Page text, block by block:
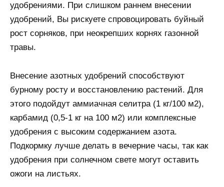
удобрениями. При слишком раннем внесении
удобрений, Вы рискуете спровоцировать буйный
рост сорняков, при неокрепших корнях газонной
травы.
Внесение азотных удобрений способствуют
бурному росту и восстановлению растений. Для
этого подойдут аммиачная селитра (1 кг/100 м2),
карбамид (0,5-1 кг на 100 м2) или комплексные
удобрения с высоким содержанием азота.
Подкормку лучше делать в вечерние часы, так как
удобрения при солнечном свете могут оставить
ожоги на листьях.